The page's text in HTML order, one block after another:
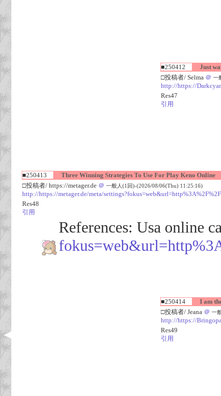
■250412
Just
□投稿者/ Selma ＠ 一
http://https://
Res47
引用
■250413
Three Winning Strategies To Use For Play Keno Online
□投稿者/ https://metager.de ＠ 一般人(1回)-(2026/08/06(Thu) 11:25:16)
http://https://metager.de/meta/
Res48
引用
References: Usa online
■250414
I am
□投稿者/ Jeana ＠ 一
http://https://
Res49
引用